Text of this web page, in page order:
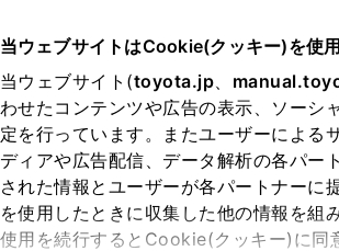
当ウェブサイトはCookie(クッキー)を使用
当ウェブサイト(toyota.jp、
わせたコンテンツや広告の表示、ソーシ
定を行っています。またユーザーによる
ディアや広告配信、データ解析の各パー
された情報とユーザーが各パートナーに
を使用したときに収集した他の情報を組
使用を続行するとCookie(クッキー)に同
ト トピックス
古車の魅力 3つの買い方 オンライン購入お